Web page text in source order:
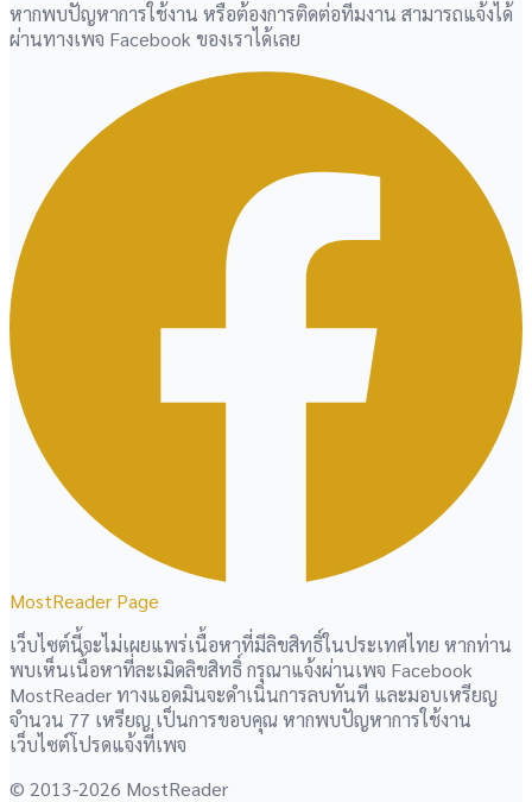
หากพบปัญหาการใช้งาน หรือต้องการติดต่อทีมงาน สามารถแจ้งได้
ผ่านทางเพจ Facebook ของเราได้เลย
MostReader Page
เว็บไซต์นี้จะไม่เผยแพร่เนื้อหาที่มีลิขสิทธิ์ในประเทศไทย หากท่าน
พบเห็นเนื้อหาที่ละเมิดลิขสิทธิ์ กรุณาแจ้งผ่านเพจ Facebook
MostReader ทางแอดมินจะดำเนินการลบทันที และมอบเหรียญ
จำนวน 77 เหรียญ เป็นการขอบคุณ หากพบปัญหาการใช้งาน
เว็บไซต์โปรดแจ้งที่เพจ
© 2013-2026 MostReader